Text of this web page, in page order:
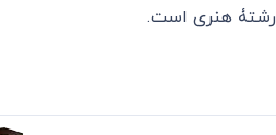
رشتۀ هنری است.